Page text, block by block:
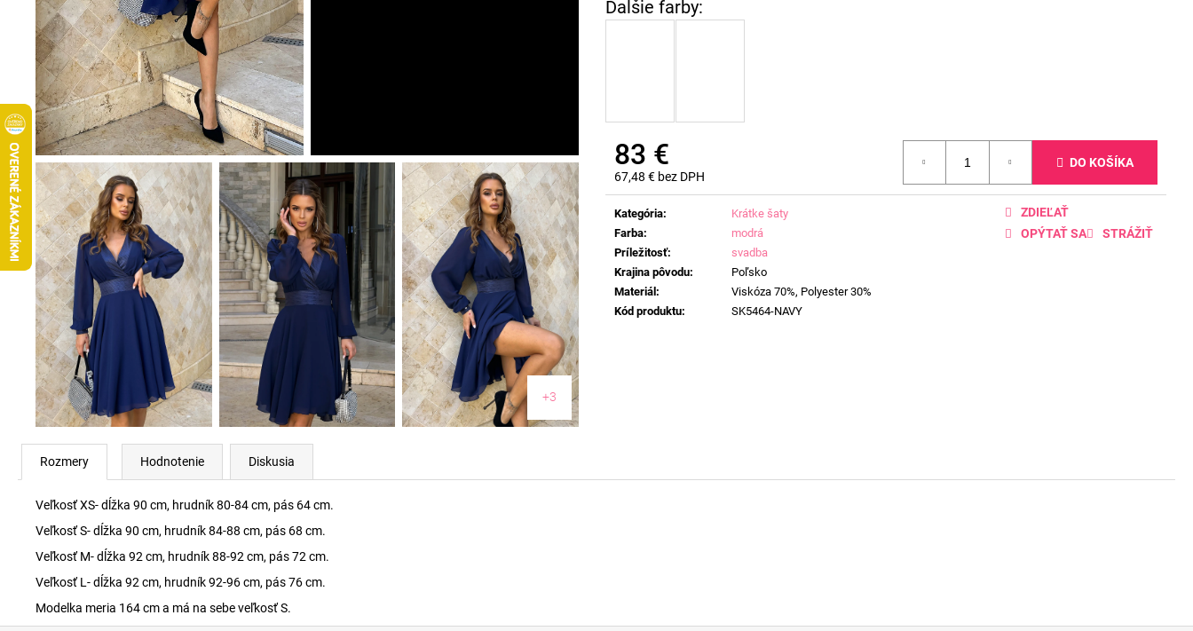
83 €
67,48 € bez DPH
Jednotková
cena:
DO KOŠÍKA
Kategória:
Krátke šaty
Farba:
modrá
Príležitosť:
svadba
Krajina pôvodu:
Poľsko
Materiál:
Viskóza 70%, Polyester 30%
Kód produktu: SK5464-NAVY
OPÝTAŤ SA STRÁŽIŤ
ZDIEĽAŤ
+3
Rozmery Hodnotenie Diskusia
Veľkosť XS- dĺžka 90 cm, hrudník 80-84 cm, pás 64 cm.
Veľkosť S- dĺžka 90 cm, hrudník 84-88 cm, pás 68 cm.
Veľkosť M- dĺžka 92 cm, hrudník 88-92 cm, pás 72 cm.
Veľkosť L- dĺžka 92 cm, hrudník 92-96 cm, pás 76 cm.
Modelka meria 164 cm a má na sebe veľkosť S.